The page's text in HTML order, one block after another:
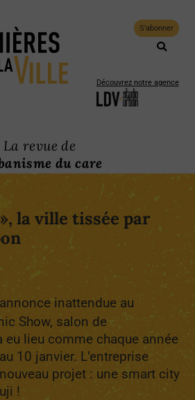
S'abonner
Découvrez notre agence
La revue de
du care
la ville tissée par
inattendue au
Show, salon de
eu lieu comme chaque année
10 janvier. L’entreprise
projet : une smart city
!